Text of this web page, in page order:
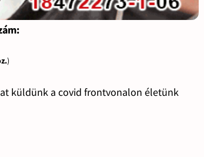
)
küldünk a covid frontvonalon életünk